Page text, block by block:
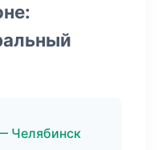
Челябинск